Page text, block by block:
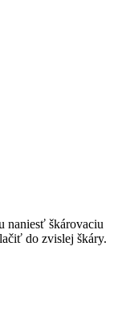
naniesť škárovaciu
do zvislej škáry.